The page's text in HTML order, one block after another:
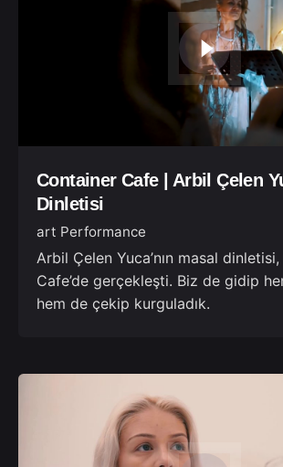
Container Cafe | Arbil Çelen
Dinletisi
art Performance
Arbil Çelen Yuca’nın masal
Cafe’de gerçekleşti. Biz de gidip
hem de çekip kurguladık.